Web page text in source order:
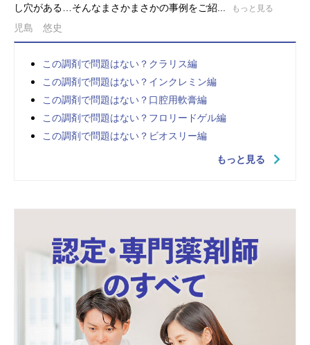
し穴がある…そんなまさかまさかの事例をご紹...
もっと見る
児島 悠史
この調剤で問題はない？クラリス編
この調剤で問題はない？インクレミン編
この調剤で問題はない？口腔用軟膏編
この調剤で問題はない？フロリードゲル編
この調剤で問題はない？ビオスリー編
もっと見る